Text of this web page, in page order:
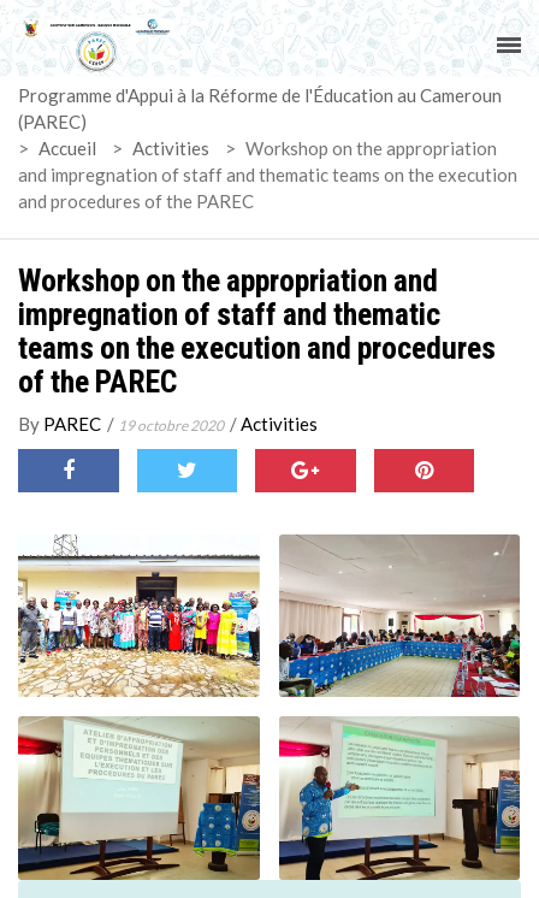
ACCUEIL
PAREC
ACTUALITÉS
ACTIVITÉS
DOCUMENTS
MARCHÉS
SUIVI-EVALUATION
MÉDIA
LANGUES
Programme d'Appui à la Réforme de l'Éducation au Cameroun
(PAREC)
> Accueil > Activities > Workshop on the appropriation
and impregnation of staff and thematic teams on the execution
and procedures of the PAREC
Workshop on the appropriation and
impregnation of staff and thematic
teams on the execution and procedures
of the PAREC
By PAREC / 19 octobre 2020 /Activities